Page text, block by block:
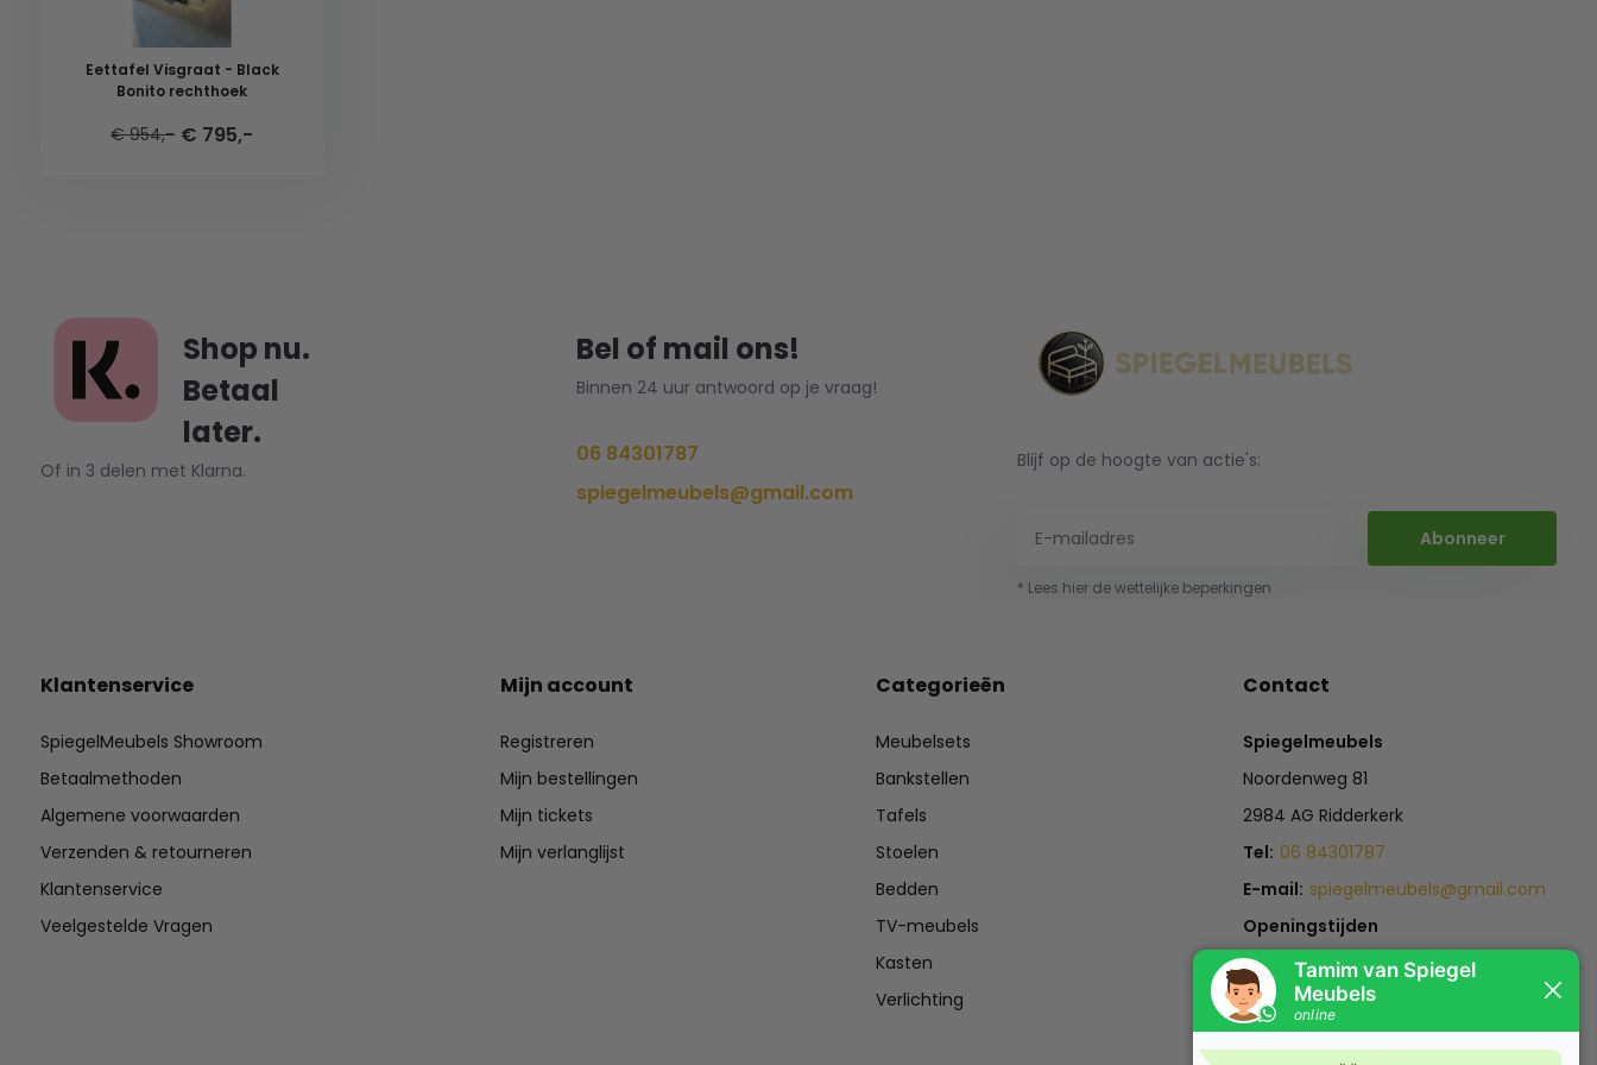
Eettafel Visgraat - Black
Bonito rechthoek
€ 954,- € 795,-
Shop nu.
Betaal
later.
Of in 3 delen met Klarna.
Bel of mail ons!
Binnen 24 uur antwoord op je vraag!
06 84301787
spiegelmeubels@gmail.com
Blijf op de hoogte van actie's:
Abonneer
* Lees hier de wettelijke beperkingen
Klantenservice
SpiegelMeubels Showroom
Betaalmethoden
Algemene voorwaarden
Verzenden & retourneren
Klantenservice
Veelgestelde Vragen
Mijn account
Registreren
Mijn bestellingen
Mijn tickets
Mijn verlanglijst
Categorieën
Meubelsets
Bankstellen
Tafels
Stoelen
Bedden
TV-meubels
Kasten
Verlichting
Contact
Spiegelmeubels
Noordenweg 81
2984 AG Ridderkerk
Tel: 06 84301787
E-mail: spiegelmeubels@gmail.com
Openingstijden
Maandag t/m Zaterdag:12:00 -18:00
Zondag:Gesloten